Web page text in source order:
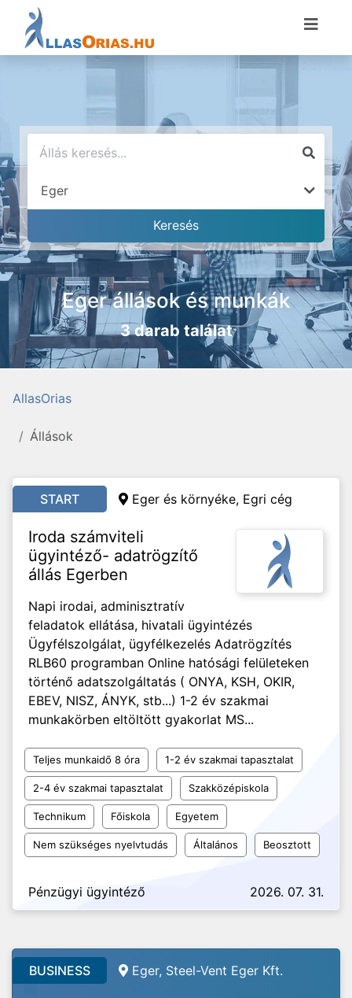
Eger állások és munkák
3 darab találat
AllasOrias
Állások
START Eger és környéke, Egri cég
Iroda számviteli
ügyintéző- adatrögzítő
állás Egerben
Napi irodai, adminisztratív
feladatok ellátása, hivatali ügyintézés
Ügyfélszolgálat, ügyfélkezelés Adatrögzítés
RLB60 programban Online hatósági felületeken
történő adatszolgáltatás ( ONYA, KSH, OKIR,
EBEV, NISZ, ÁNYK, stb...) 1-2 év szakmai
munkakörben eltöltött gyakorlat MS...
Teljes munkaidő 8 óra 1-2 év szakmai tapasztalat
2-4 év szakmai tapasztalat Szakközépiskola
Technikum Főiskola Egyetem
Nem szükséges nyelvtudás Általános Beosztott
Pénzügyi ügyintéző 2026. 07. 31.
BUSINESS Eger, Steel-Vent Eger Kft.